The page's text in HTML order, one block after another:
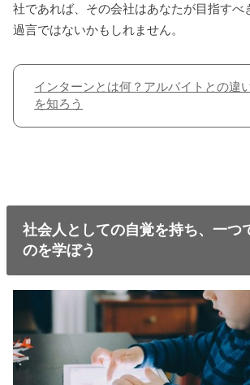
社であれば、その会社はあなたが目指すべ
過言ではないかもしれません。
インターンとは何？アルバイトとの違
を知ろう
社会人としての自覚を持ち、一つ
のを学ぼう